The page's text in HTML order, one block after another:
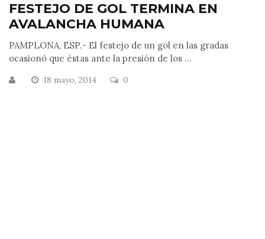
FESTEJO DE GOL TERMINA EN
AVALANCHA HUMANA
PAMPLONA, ESP.- El festejo de un gol en las gradas
ocasionó que éstas ante la presión de los ...
18 mayo, 2014 0